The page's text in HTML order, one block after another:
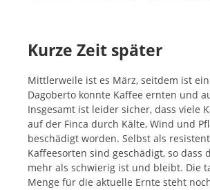
Kurze Zeit später
Mittlerweile ist es März, seitdem ist
Dagoberto konnte Kaffee ernten und
Insgesamt ist leider sicher, dass viele
auf der Finca durch Kälte, Wind und
beschädigt worden. Selbst als
Kaffeesorten sind geschädigt, so dass
mehr als schwierig ist und bleibt. Die
Menge für die aktuelle Ernte steht